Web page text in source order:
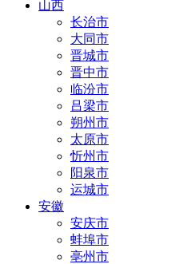
山西
长治市
大同市
晋城市
晋中市
临汾市
吕梁市
朔州市
太原市
忻州市
阳泉市
运城市
安徽
安庆市
蚌埠市
亳州市